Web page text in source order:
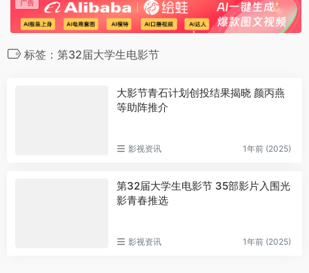
标签：第32届大学生电影节
大影节青石计划创投结果揭晓 颜丙燕
等助阵推介
影视资讯 1年前 (2025)
第32届大学生电影节 35部影片入围光
影青春推选
影视资讯 1年前 (2025)